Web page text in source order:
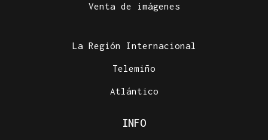
Venta de imágenes
La Región Internacional
Telemiño
Atlántico
INFO